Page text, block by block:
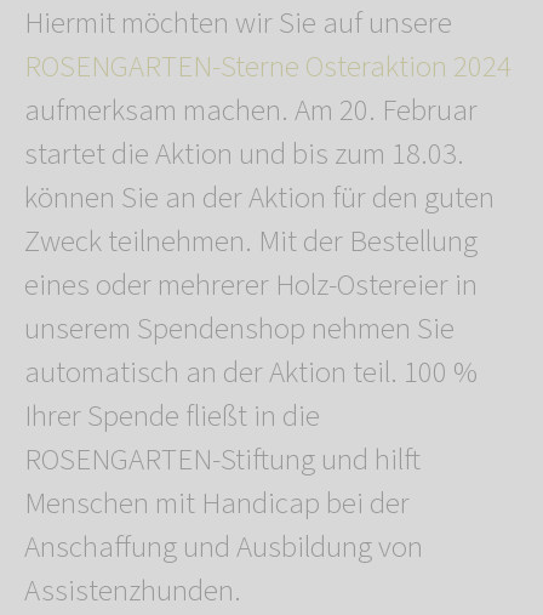
Hiermit möchten wir Sie auf unsere
ROSENGARTEN-Sterne Osteraktion 2024
aufmerksam machen. Am 20. Februar
startet die Aktion und bis zum 18.03.
können Sie an der Aktion für den guten
Zweck teilnehmen. Mit der Bestellung
eines oder mehrerer Holz-Ostereier in
unserem Spendenshop nehmen Sie
automatisch an der Aktion teil. 100 %
Ihrer Spende fließt in die
ROSENGARTEN-Stiftung und hilft
Menschen mit Handicap bei der
Anschaffung und Ausbildung von
Assistenzhunden.